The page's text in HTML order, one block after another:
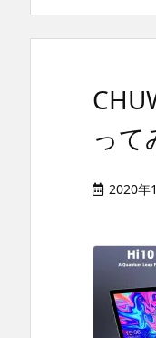
って
2020年